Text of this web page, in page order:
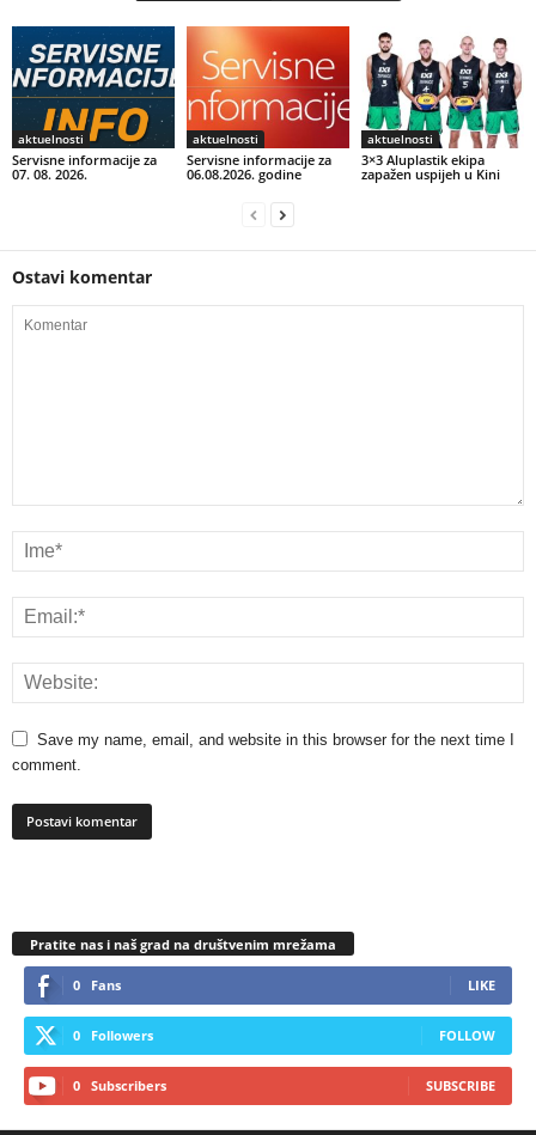
aktuelnosti
Servisne informacije za
07. 08. 2026.
aktuelnosti
Servisne informacije za
06.08.2026. godine
aktuelnosti
3×3 Aluplastik ekipa
zapažen uspijeh u Kini
Ostavi komentar
Save my name, email, and website in this browser for the next time I
comment.
Pratite nas i naš grad na društvenim mrežama
0 Fans LIKE
0 Followers FOLLOW
0 Subscribers SUBSCRIBE